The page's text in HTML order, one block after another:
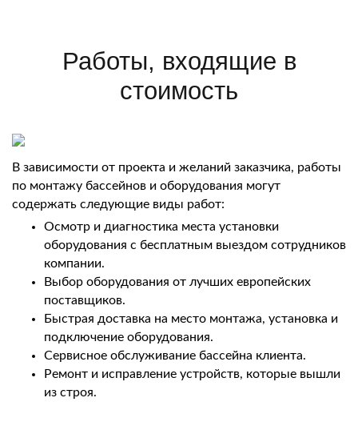
Работы, входящие в
стоимость
В зависимости от проекта и желаний заказчика, работы
по монтажу бассейнов и оборудования могут
содержать следующие виды работ:
Осмотр и диагностика места установки
оборудования с бесплатным выездом сотрудников
компании.
Выбор оборудования от лучших европейских
поставщиков.
Быстрая доставка на место монтажа, установка и
подключение оборудования.
Сервисное обслуживание бассейна клиента.
Ремонт и исправление устройств, которые вышли
из строя.